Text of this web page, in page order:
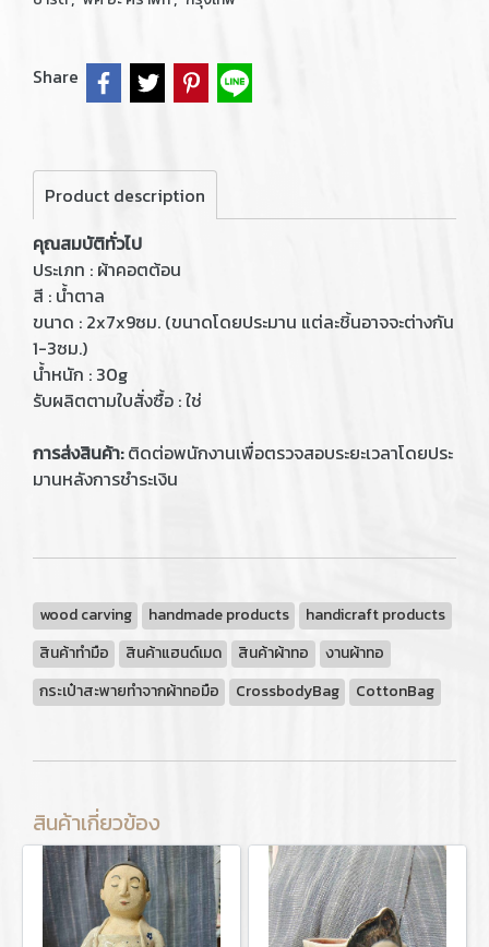
Share
Product description
คุณสมบัติทั่วไป
ประเภท : ผ้าคอตต้อน
สี : น้ำตาล
ขนาด : 2x7x9ซม. (ขนาดโดยประมาน แต่ละชิ้นอาจจะต่างกัน
1-3ซม.)
น้ำหนัก : 30g
รับผลิตตามใบสั่งซื้อ : ใช่
การส่งสินค้า:ติดต่อพนักงานเพื่อตรวจสอบระยะเวลาโดยประ
มานหลังการชำระเงิน
wood carving handmade products
handicraft products
สินค้าทำมือ
สินค้าแฮนด์เมด สินค้าผ้าทอ
งานผ้าทอ
กระเป๋าสะพายทำจากผ้าทอมือ
CrossbodyBag CottonBag
สินค้าเกี่ยวข้อง